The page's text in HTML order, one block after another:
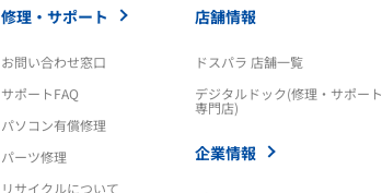
修理・サポート
お問い合わせ窓口
サポートFAQ
パソコン有償修理
パーツ修理
リサイクルについて
店舗情報
ドスパラ 店舗一覧
デジタルドック(修理・サポート
専門店)
企業情報